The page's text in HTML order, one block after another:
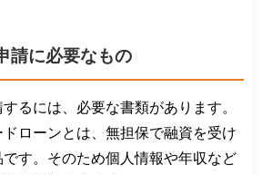
請に必要なもの
るには、必要な書類があります。
ローンとは、無担保で融資を受け
す。そのため個人情報や年収など